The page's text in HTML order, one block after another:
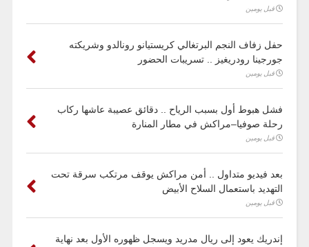
قبل يومين
حفل زفاف النجم البرتغالي كريستيانو رونالدو وشريكته
جورجينا رودريغيز .. تسريبات الحضور
قبل يومين
فشل هبوط أول بسبب الرياح .. دقائق عصيبة عاشها ركاب
رحلة صوفيا–مراكش في مطار المنارة
قبل يومين
بعد فيديو متداول .. أمن مراكش يوقف مرتكب سرقة تحت
التهديد باستعمال السلاح الأبيض
قبل يومين
إندريك يعود إلى ريال مدريد ويسجل ظهوره الأول بعد نهاية